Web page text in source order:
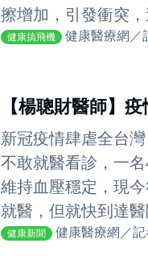
擦增加，引發衝突
健康搞飛機 健康醫療網／
【楊聰財醫師】
新冠疫情肆虐全台
不敢就醫看診，一
維持血壓穩定，現
就醫，但就快到達
健康新聞 健康醫療網／